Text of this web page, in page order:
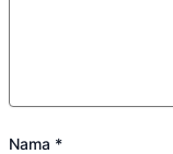
Nama *